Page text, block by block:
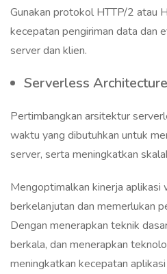
Gunakan protokol HTTP/2 atau
kecepatan pengiriman data dan
server dan klien.
Serverless Architecture
Pertimbangkan arsitektur
waktu yang dibutuhkan untuk
server, serta meningkatkan
Mengoptimalkan kinerja aplikasi
berkelanjutan dan memerlukan
Dengan menerapkan teknik
berkala, dan menerapkan
meningkatkan kecepatan